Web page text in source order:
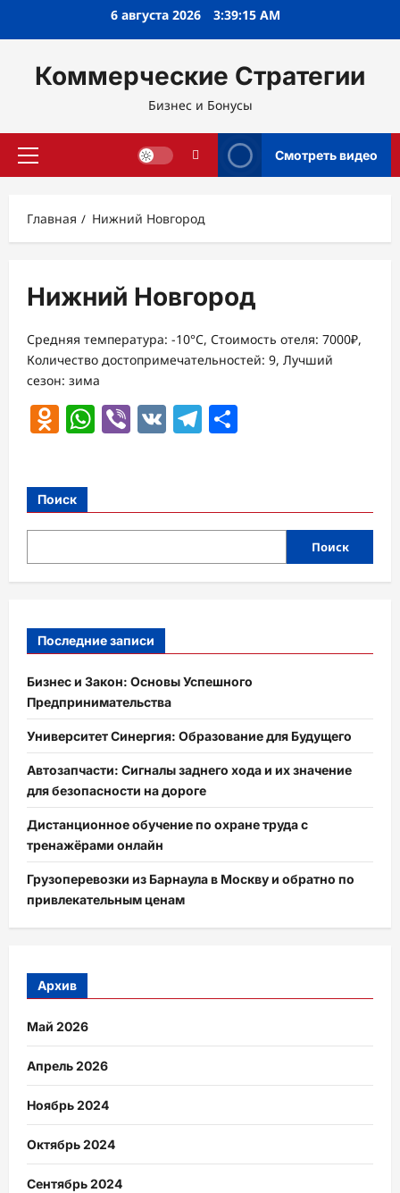
6 августа 2026 3:39:16 AM
Коммерческие Стратегии
Бизнес и Бонусы
Основное
Смотреть видео
Главная Нижний Новгород
Нижний Новгород
Средняя температура: -10°C, Стоимость отеля: 7000₽,
Количество достопримечательностей: 9, Лучший
сезон: зима
Odnoklassniki
WhatsApp
Viber
VK Telegram
Поиск
Поиск
Последние записи
Бизнес и Закон: Основы Успешного
Предпринимательства
Университет Синергия: Образование для Будущего
Автозапчасти: Сигналы заднего хода и их значение
для безопасности на дороге
Дистанционное обучение по охране труда с
тренажёрами онлайн
Грузоперевозки из Барнаула в Москву и обратно по
привлекательным ценам
Архив
Май 2026
Апрель 2026
Ноябрь 2024
Октябрь 2024
Сентябрь 2024